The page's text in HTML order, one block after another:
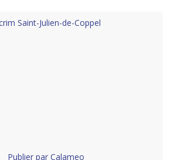
Saint-Julien-de-Coppel
Publier par Calameo